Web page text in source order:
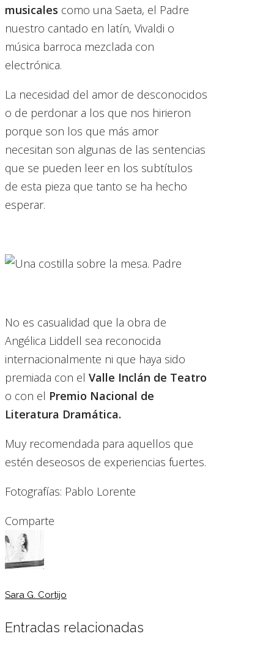
musicales como una Saeta, el Padre
nuestro cantado en latín, Vivaldi o
música barroca mezclada con
electrónica.
La necesidad del amor de desconocidos
o de perdonar a los que nos hirieron
porque son los que más amor
necesitan son algunas de las sentencias
que se pueden leer en los subtítulos
de esta pieza que tanto se ha hecho
esperar.
No es casualidad que la obra de
Angélica Liddell sea reconocida
internacionalmente ni que haya sido
premiada con el Valle Inclán de Teatro
o con el Premio Nacional de
Literatura Dramática.
Muy recomendada para aquellos que
estén deseosos de experiencias fuertes.
Fotografías: Pablo Lorente
Comparte
Sara G. Cortijo
Entradas relacionadas